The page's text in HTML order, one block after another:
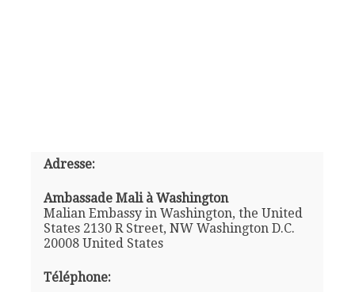
Adresse:
Ambassade Mali à Washington
Malian Embassy in Washington, the United
States 2130 R Street, NW Washington D.C.
20008 United States
Téléphone: